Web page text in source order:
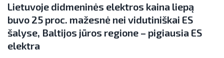
Lietuvoje didmeninės elektros kaina liepą
buvo 25 proc. mažesnė nei vidutiniškai ES
šalyse, Baltijos jūros regione – pigiausia ES
elektra